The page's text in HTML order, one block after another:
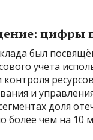
цифры
был
учёта
контроля
и
доля
более чем на 10